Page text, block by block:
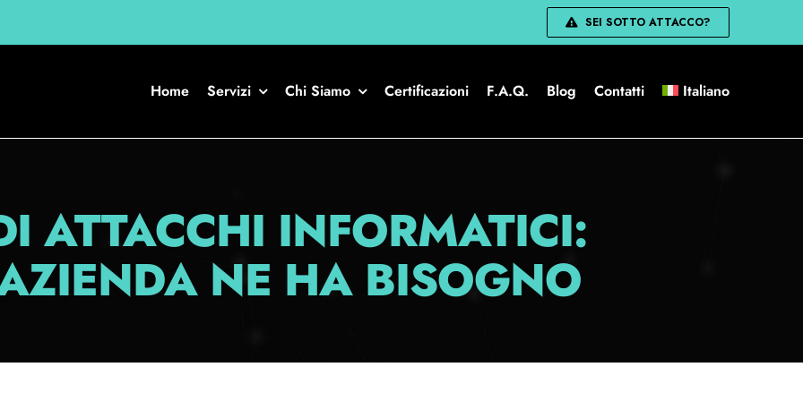
SEI SOTTO ATTACCO?
Home Servizi Chi Siamo Certificazioni F.A.Q. Blog Contatti Italiano
ATTACCHI INFORMATICI:
NE HA BISOGNO